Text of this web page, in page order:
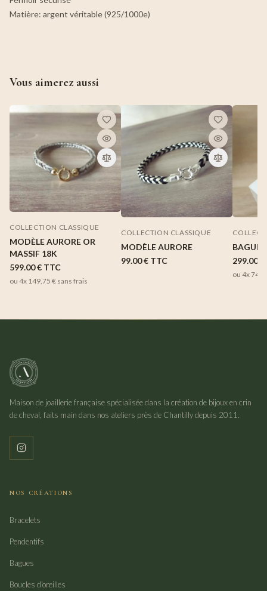
Matière: argent véritable (925/1000e)
Vous aimerez aussi
COLLECTION CLASSIQUE
MODÈLE AURORE OR
MASSIF 18K
599.00 € TTC
ou 4x 149,75 € sans frais
COLLECTION CLASSIQUE
MODÈLE AURORE
99.00 € TTC
BAGUE
299.00 €
ou 4x
Maison de joaillerie française spécialisée dans la création de bijoux en crin
de cheval, faits main dans nos ateliers près de Chantilly depuis 2011.
NOS CRÉATIONS
Bracelets
Pendentifs
Bagues
Boucles d'oreilles